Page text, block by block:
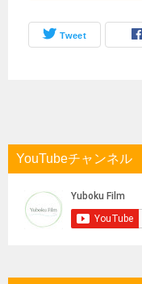
Tweet
YouTubeチャンネル